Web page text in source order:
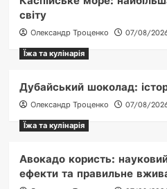
світу
Олександр Троценко
07/08/
Їжа та кулінарія
Дубайський шоколад:
Олександр Троценко
07/08/
Їжа та кулінарія
Авокадо користь:
ефекти та правильне